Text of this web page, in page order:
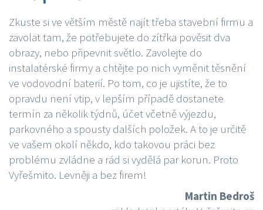
Zkuste si ve větším městě najít třeba stavební firmu a
zavolat tam, že potřebujete do zítřka pověsit dva
obrazy, nebo připevnit světlo. Zavolejte do
instalatérské firmy a chtějte po nich vyměnit těsnění
ve vodovodní baterií. Po tom, co je ujistíte, že to
opravdu není vtip, v lepším případě dostanete
termín za několik týdnů, účet včetně výjezdu,
parkovného a spousty dalších položek. A to je určitě
ve vašem okolí někdo, kdo takovou práci bez
problému zvládne a rád si vydělá par korun. Proto
Vyřešmito. Levněji a bez firem!
Martin Bedroš